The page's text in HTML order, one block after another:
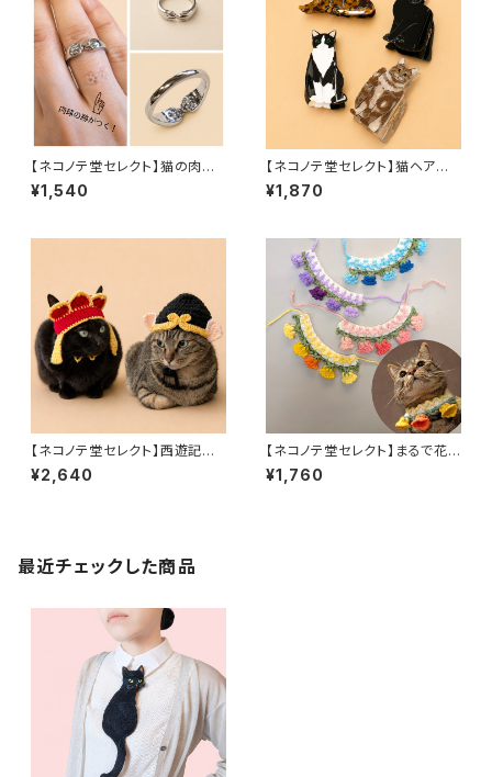
【ネコノテ堂セレクト】猫の肉球
の跡がつくリング 猫好きさん
のための指輪 オープンリング
¥1,540
【ネコノテ堂セレクト】猫ヘアクリ
ップ｜サビ猫 黒猫 ハチワ
レ メインクーン ノルウェージ
¥1,870
【ネコノテ堂セレクト】西遊記｜
孫悟空（猪八戒）・三蔵法師｜写
真映え・SNS・記念撮影に
¥2,640
【ネコノテ堂セレクト】まるで花
束みたいな毛糸の首飾り 猫
首輪 青 紫 ピンク 黄色
¥1,760
最近チェックした商品